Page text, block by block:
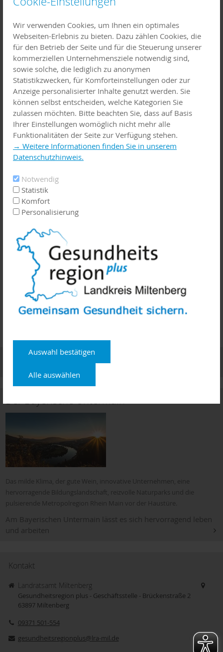
Wir verwenden Cookies, um Ihnen ein optimales
Webseiten-Erlebnis zu bieten. Dazu zählen Cookies, die
für den Betrieb der Seite und für die Steuerung unserer
kommerziellen Unternehmensziele notwendig sind,
sowie solche, die lediglich zu anonymen
Statistikzwecken, für Komforteinstellungen oder zur
Anzeige personalisierter Inhalte genutzt werden. Sie
können selbst entscheiden, welche Kategorien Sie
zulassen möchten. Bitte beachten Sie, dass auf Basis
Ihrer Einstellungen womöglich nicht mehr alle
Funktionalitäten der Seite zur Verfügung stehen.
→ Weitere Informationen finden Sie in unserem
Datenschutzhinweis.
Notwendig
Statistik
Komfort
Personalisierung
Auswahl bestätigen
Alle auswählen
gebärmutterschleimhautähnliches Gewebe außerhalb der
Gebärmutter – sogenannte Endometriose-Herde. Diese
können im Bauchraum wachsen und zu einer Reihe
unangenehmer Symptome führen.
Das Hauptsymptom sind starke Unterleibsschmerzen, die
häufig mit der Regelblutung auftreten, aber auch während
oder nach dem Geschlechtsverkehr vorkommen können. Die
Schmerzen variieren in ihrer Intensität und gehen nicht selten
mit Erbrechen oder Durchfall einher.
Um mehr über die Erkrankung, ihre Diagnose und
Behandlungsmöglichkeiten zu erfahren, lädt Herr
Helios Klinik Erlenbach
einem Infoabend ein. Er wird Ihnen moderne Diagnose- und
Therapiemöglichkeiten vorstellen und Ihre Fragen zum
Thema beantworten.
Zusätzlich wird Frau
Selbsthilfegruppe Endometriose Aschaffenburg-
Miltenberg
vor Ort sein und über Unterstützungsangebote
informieren.
Anmeldung
Aktuelle Infos Gesundheitsregion plus
Der Bayerische Untermain
Das milde Klima, der gute Wein, innovative Unternehmen, eine
hervorragende Bildungslandschaft, reizvolle Naturparks und die
pulsierende Metropolregion Rhein Main vor der Haustüre.
Am Bayerischen Untermain lässt es sich hervorragend leben
und arbeiten
Kontakt
Landratsamt Miltenberg
Gesundheitsregion plus - Geschäftsstelle - Brückenstraße 2
63897 Miltenberg
09371 501-554
gesundheitsregionplus@lra-mil.de